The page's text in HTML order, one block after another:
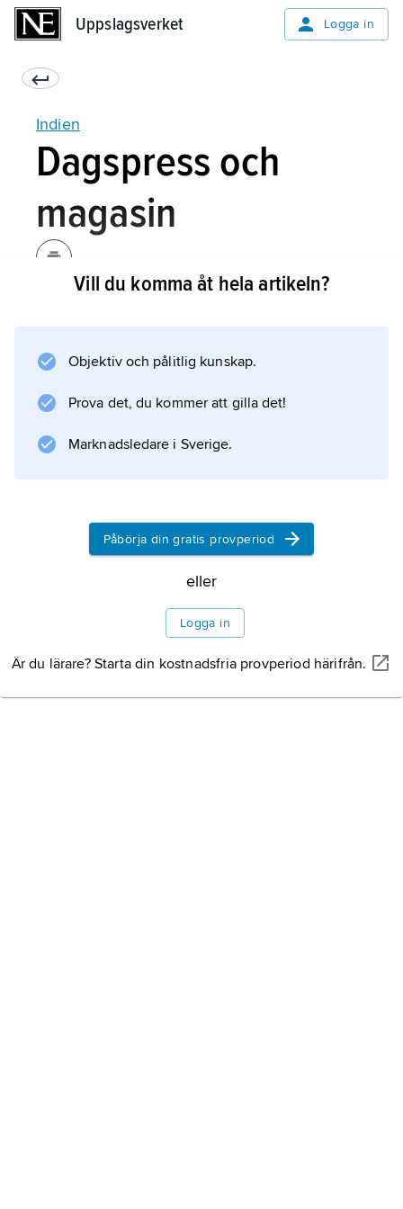
Uppslagsverket Logga in
Indien
Dagspress och
magasin
000 dagstidningar och hindi är det vanligaste
tidningsspråket, men flera av de största
dagstidningarna ges ut på engelska och har
Vill du komma åt hela artikeln?
Objektiv och pålitlig kunskap.
Prova det, du kommer att gilla det!
Marknadsledare i Sverige.
Påbörja din gratis provperiod
eller
Logga in
Är du lärare? Starta din kostnadsfria provperiod härifrån.